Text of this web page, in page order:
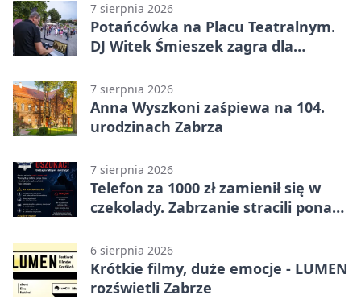
7 sierpnia 2026
Potańcówka na Placu Teatralnym.
DJ Witek Śmieszek zagra dla
7 sierpnia 2026
Anna Wyszkoni zaśpiewa na 104.
urodzinach Zabrza
7 sierpnia 2026
Telefon za 1000 zł zamienił się w
czekolady. Zabrzanie stracili ponad
6 sierpnia 2026
Krótkie filmy, duże emocje - LUMEN
rozświetli Zabrze